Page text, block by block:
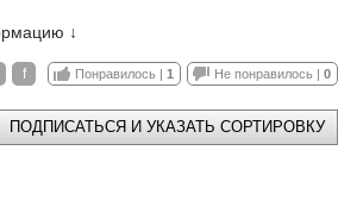
↓
Понравилось | 1 Не понравилось | 0
f
ПОДПИСАТЬСЯ И УКАЗАТЬ СОРТИРОВКУ